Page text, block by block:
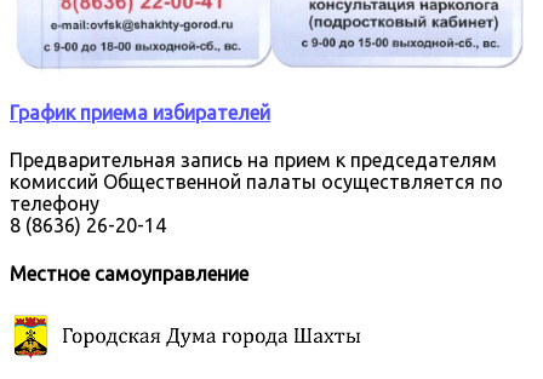
График приема избирателей
Предварительная запись на прием к председателям
комиссий Общественной палаты осуществляется по
телефону
8 (8636) 26-20-14
Местное самоуправление